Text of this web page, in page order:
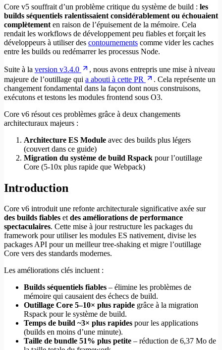
Core v5 souffrait d’un problème critique du système de build : les
builds séquentiels ralentissaient considérablement ou échouaient
complètement en raison de l’épuisement de la mémoire. Cela
rendait les workflows de développement peu fiables et forçait les
développeurs à utiliser des contournements comme vider les caches
entre les builds ou redémarrer les processus Node.
Suite à la version v3.4.0
, nous avons entrepris une mise à niveau
majeure de l’outillage qui a abouti à cette PR
. Cela représente un
changement fondamental dans la façon dont nous construisons,
exécutons et testons les modules frontend sous O3.
Core v6 résout ces problèmes grâce à deux changements
architecturaux majeurs :
Architecture ES Module avec des builds plus légers
(couvert dans ce guide)
Migration du système de build Rspack pour l’outillage
Core (5-10x plus rapide que Webpack)
Introduction
Core v6 introduit une refonte architecturale significative axée sur
des builds fiables etdes améliorations de performance
spectaculaires. Cette mise à jour restructure les packages du
framework pour utiliser les modules ES nativement, divise les
packages API pour un meilleur tree-shaking et migre l’outillage
Core vers des standards modernes.
Les améliorations clés incluent :
Builds séquentiels fiables – élimine les problèmes de
mémoire qui causaient des échecs de build.
Outillage Core 5–10× plus rapide grâce à la migration
Rspack pour le système de build.
Temps de build ~3× plus rapides pour les applications
(builds en moins d’une minute).
Taille de bundle 51% plus petite – réduction de 6,37 Mo de